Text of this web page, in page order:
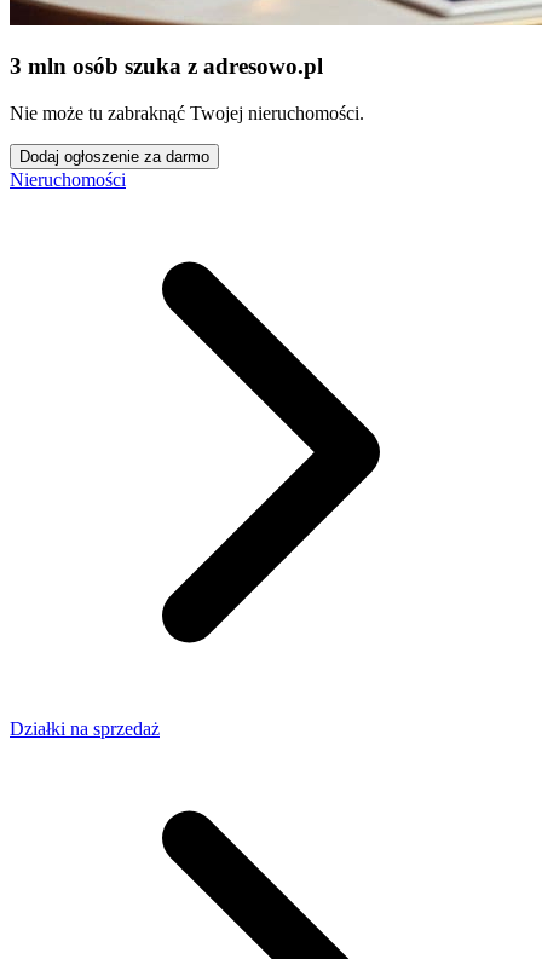
3 mln osób szuka z adresowo.pl
Nie może tu zabraknąć Twojej nieruchomości.
Dodaj ogłoszenie za darmo
Nieruchomości
Działki na sprzedaż